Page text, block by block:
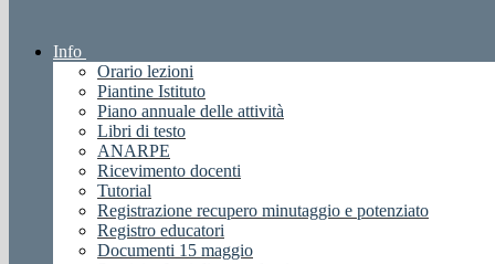
Info
Orario lezioni
Piantine Istituto
Piano annuale delle attività
Libri di testo
ANARPE
Ricevimento docenti
Tutorial
Registrazione recupero minutaggio e potenziato
Registro educatori
Documenti 15 maggio